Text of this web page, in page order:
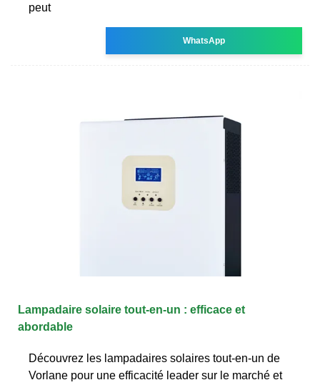
peut
WhatsApp
Lampadaire solaire tout-en-un : efficace et
abordable
Découvrez les lampadaires solaires tout-en-un de
Vorlane pour une efficacité leader sur le marché et